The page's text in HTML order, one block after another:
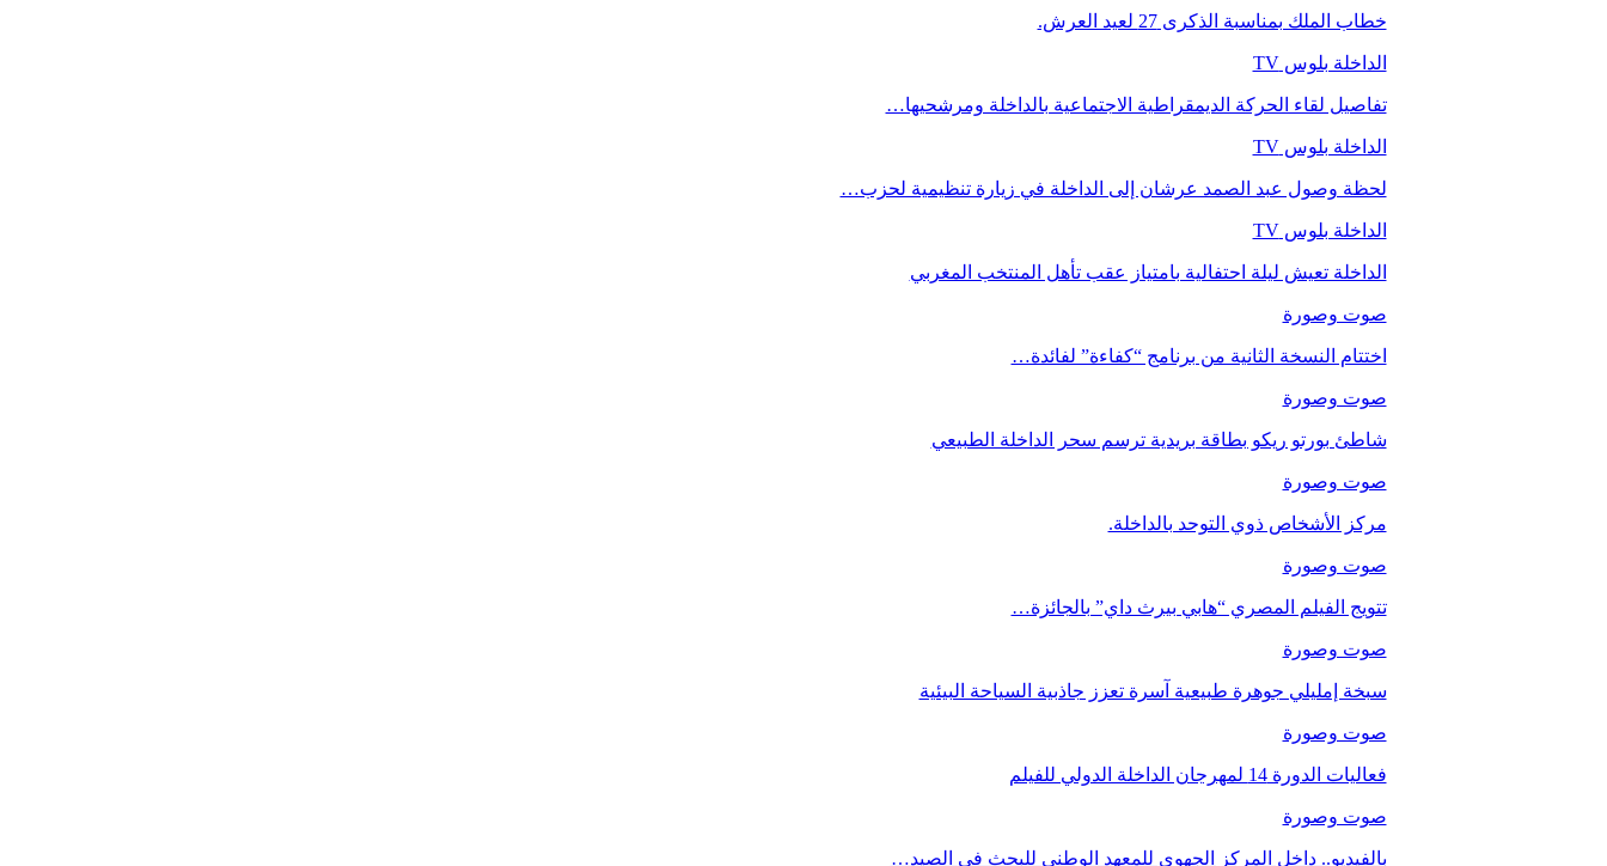
خطاب الملك بمناسبة الذكرى 27 لعيد العرش.
الداخلة بلوس TV
تفاصيل لقاء الحركة الديمقراطية الاجتماعية بالداخلة ومرشحيها…
الداخلة بلوس TV
لحظة وصول عبد الصمد عرشان إلى الداخلة في زيارة تنظيمية لحزب…
الداخلة بلوس TV
الداخلة تعيش ليلة احتفالية بامتياز عقب تأهل المنتخب المغربي
صوت وصورة
اختتام النسخة الثانية من برنامج “كفاءة” لفائدة…
صوت وصورة
شاطئ بورتو ريكو بطاقة بريدية ترسم سحر الداخلة الطبيعي
صوت وصورة
مركز الأشخاص ذوي التوحد بالداخلة.
صوت وصورة
تتويج الفيلم المصري “هابي بيرث داي” بالجائزة…
صوت وصورة
سبخة إمليلي جوهرة طبيعية آسرة تعزز جاذبية السياحة البيئية
صوت وصورة
فعاليات الدورة 14 لمهرجان الداخلة الدولي للفيلم
صوت وصورة
بالفيديو.. داخل المركز الجهوي للمعهد الوطني للبحث في الصيد…